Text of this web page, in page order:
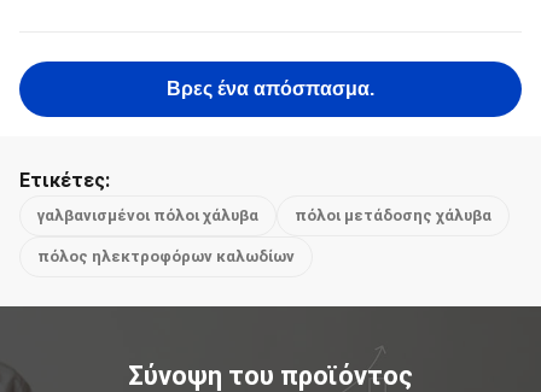
Βρες ένα απόσπασμα.
Ετικέτες:
γαλβανισμένοι πόλοι χάλυβα πόλοι μετάδοσης χάλυβα
πόλος ηλεκτροφόρων καλωδίων
Σύνοψη του προϊόντος